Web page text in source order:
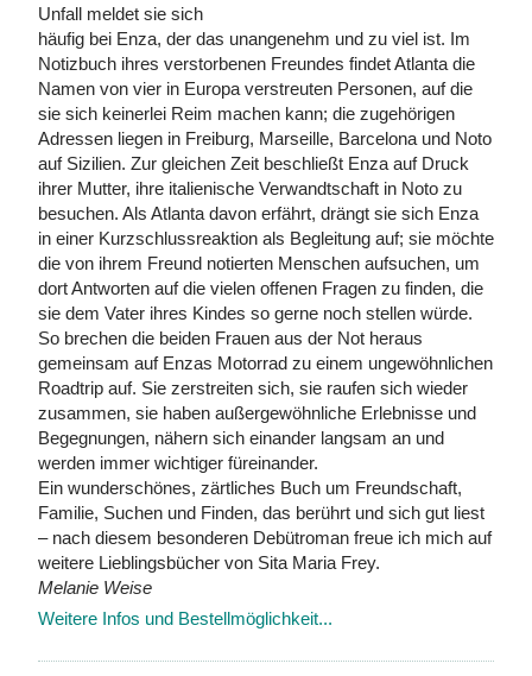
Unfall meldet sie sich
häufig bei Enza, der das unangenehm und zu viel ist. Im
Notizbuch ihres verstorbenen Freundes findet Atlanta die
Namen von vier in Europa verstreuten Personen, auf die
sie sich keinerlei Reim machen kann; die zugehörigen
Adressen liegen in Freiburg, Marseille, Barcelona und Noto
auf Sizilien. Zur gleichen Zeit beschließt Enza auf Druck
ihrer Mutter, ihre italienische Verwandtschaft in Noto zu
besuchen. Als Atlanta davon erfährt, drängt sie sich Enza
in einer Kurzschlussreaktion als Begleitung auf; sie möchte
die von ihrem Freund notierten Menschen aufsuchen, um
dort Antworten auf die vielen offenen Fragen zu finden, die
sie dem Vater ihres Kindes so gerne noch stellen würde.
So brechen die beiden Frauen aus der Not heraus
gemeinsam auf Enzas Motorrad zu einem ungewöhnlichen
Roadtrip auf. Sie zerstreiten sich, sie raufen sich wieder
zusammen, sie haben außergewöhnliche Erlebnisse und
Begegnungen, nähern sich einander langsam an und
werden immer wichtiger füreinander.
Ein wunderschönes, zärtliches Buch um Freundschaft,
Familie, Suchen und Finden, das berührt und sich gut liest
– nach diesem besonderen Debütroman freue ich mich auf
weitere Lieblingsbücher von Sita Maria Frey.
Melanie Weise
Weitere Infos und Bestellmöglichkeit...